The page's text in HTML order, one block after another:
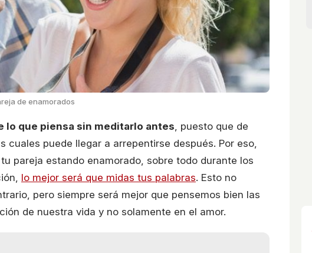
de enamorados
lo que piensa sin meditarlo antes , puesto que de
puede llegar a arrepentirse después. Por eso,
pareja estando enamorado, sobre todo durante los
lo mejor será que midas tus palabras. Esto no
pero siempre será mejor que pensemos bien las
de nuestra vida y no solamente en el amor.